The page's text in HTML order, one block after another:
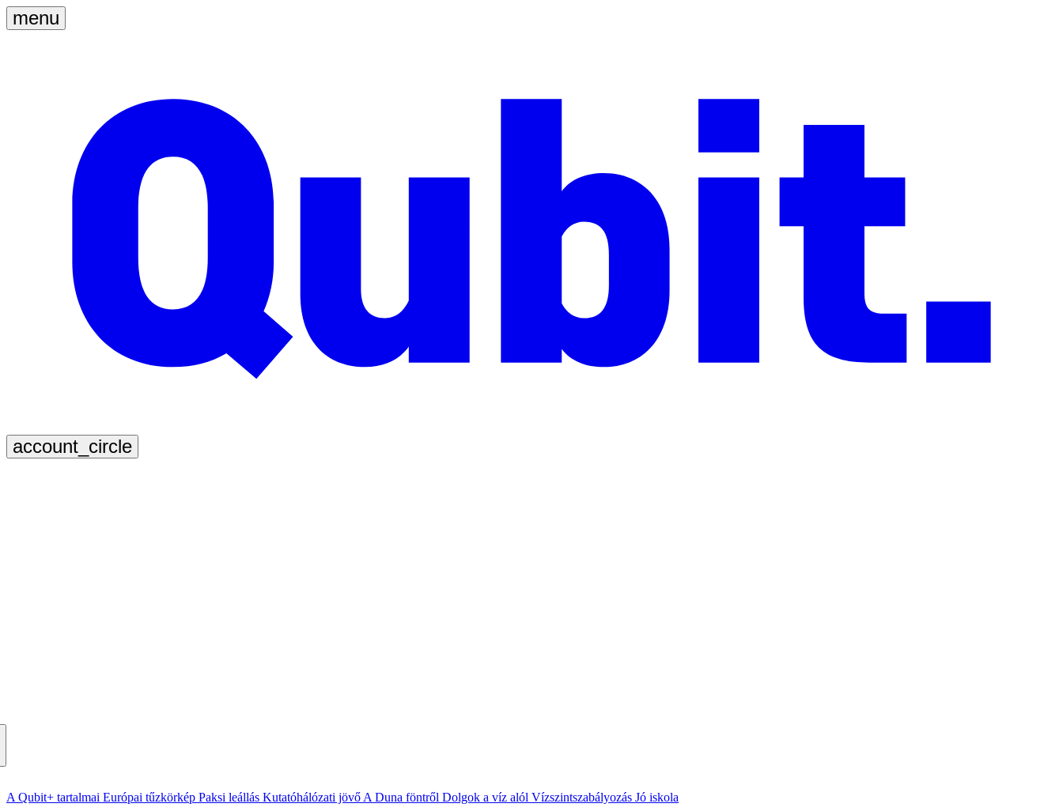
A Qubit+ tartalmai Európai tűzkörkép Paksi leállás Kutatóhálózati jövő A Duna föntről Dolgok a víz alól Vízszintszabályozás Jó iskola